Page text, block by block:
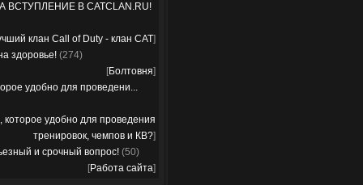
ВСТУПЛЕНИЕ В CATCLAN.RU!
клан Call of Duty - клан CAT]
здоровье! (274)
[Болтовня]
удобно для проведени...
которое удобно для проведения
тренировок, чемпов и КВ?]
и срочный вопрос! (50)
[Работа сайта]